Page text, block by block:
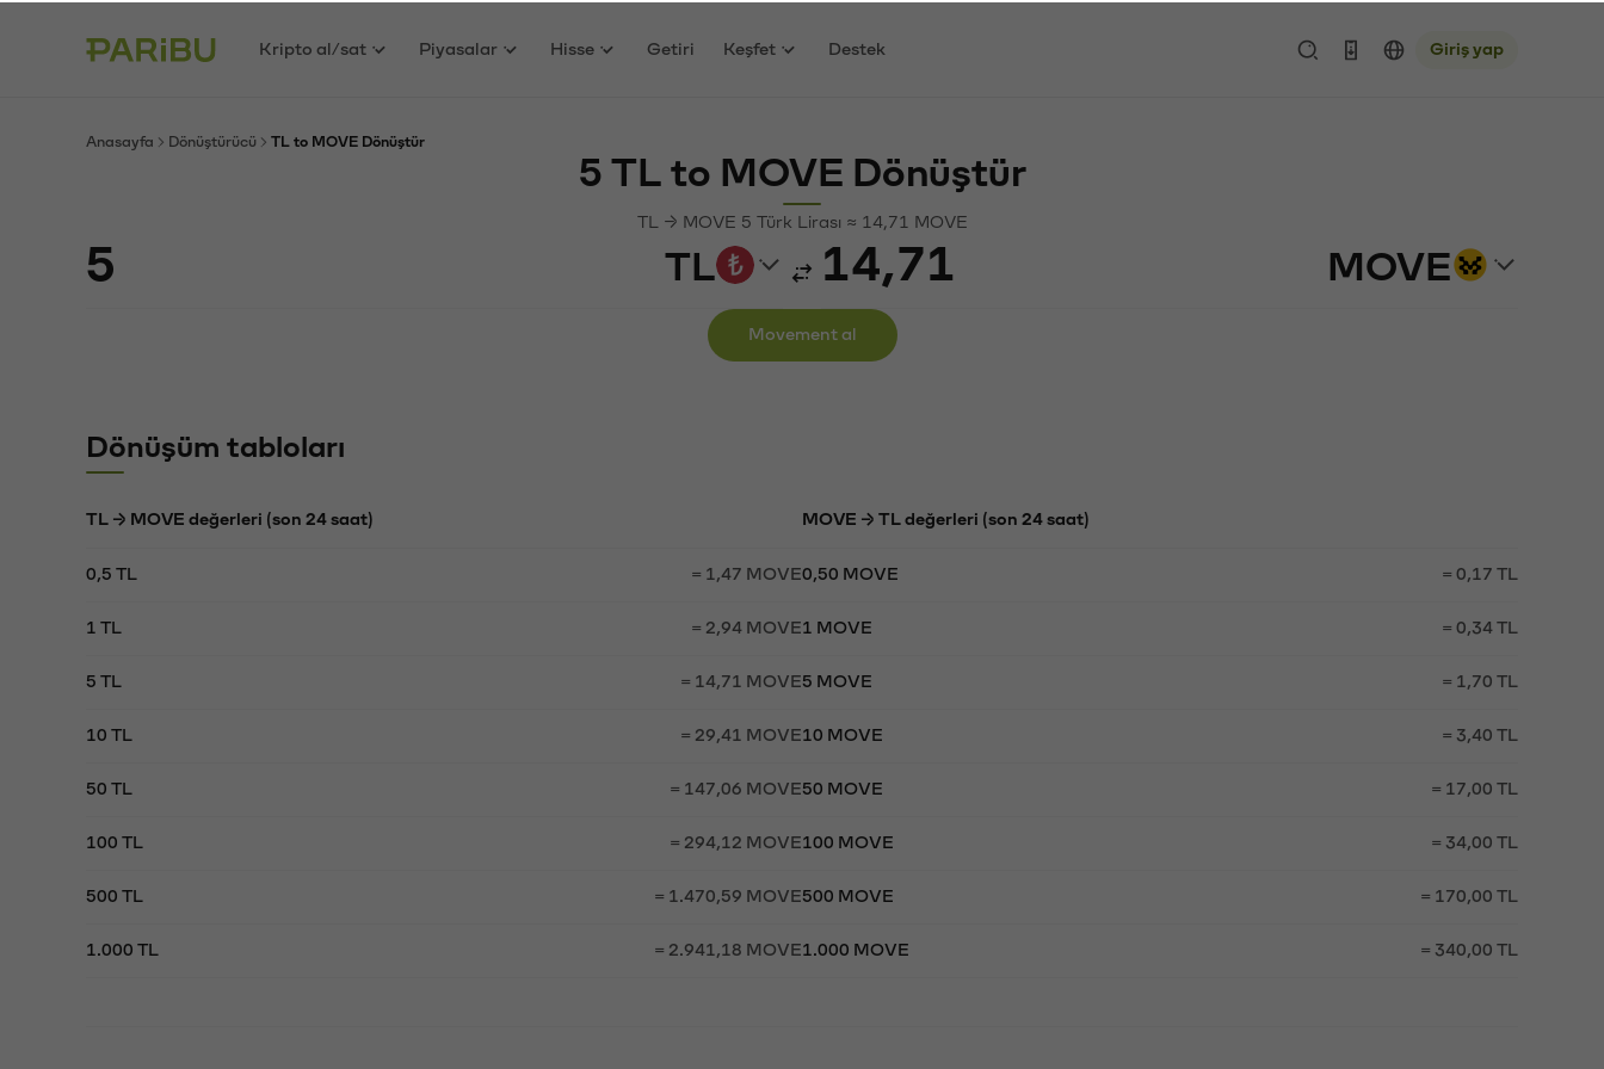
Kripto al/sat Piyasalar Hisse Getiri Keşfet Destek Giriş yap
Anasayfa Dönüştürücü TL to MOVE Dönüştür
5 TL to MOVE Dönüştür
TL → MOVE 5 Türk Lirası ≈ 14,71 MOVE
TL MOVE
Movement al
Dönüşüm tabloları
TL → MOVE değerleri (son 24 saat)
0,5 TL = 1,47 MOVE
1 TL = 2,94 MOVE
5 TL = 14,71 MOVE
10 TL = 29,41 MOVE
50 TL = 147,06 MOVE
100 TL = 294,12 MOVE
500 TL = 1.470,59 MOVE
1.000 TL = 2.941,18 MOVE
MOVE → TL değerleri (son 24 saat)
0,50 MOVE = 0,17 TL
1 MOVE = 0,34 TL
5 MOVE = 1,70 TL
10 MOVE = 3,40 TL
50 MOVE = 17,00 TL
100 MOVE = 34,00 TL
500 MOVE = 170,00 TL
1.000 MOVE = 340,00 TL